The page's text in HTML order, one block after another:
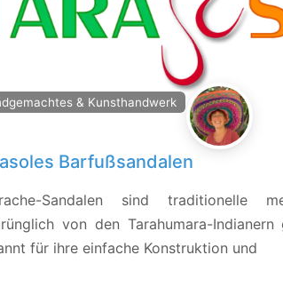
& Kunsthandwerk
Barfußsandalen
Sandalen sind traditionelle
von den Tarahumara-
für ihre einfache Konstruktion und